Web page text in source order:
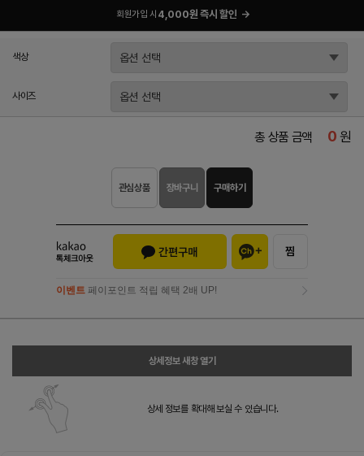
회원가입 시 4,000원 즉시 할인 →
색상
사이즈
총 상품 금액 0 원
관심상품 장바구니 구매하기
이벤트 페이포인트 적립 혜택 2배 UP!
이벤트페이포인트 적립 혜택 2배 UP!
상세정보 새창 열기
상세 정보를 확대해 보실 수 있습니다.